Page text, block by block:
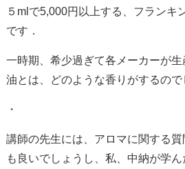
５ ml で5,000円以上する、フランキ
です．
一時期、希少過ぎて各メーカーが
油とは、どのような香りがするので
・
講師の先生には、アロマに関する
も良いでしょうし、私、中納が学